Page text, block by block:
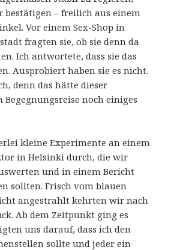
bestätigen – freilich aus einem
Vor einem Sex-Shop in
fragten sie, ob sie denn da
Ich antwortete, dass sie das
Ausprobiert haben sie es nicht.
denn das hätte dieser
noch einiges
kleine Experimente an einem
in Helsinki durch, die wir
und in einem Bericht
sollten. Frisch vom blauen
angestrahlt kehrten wir nach
Ab dem Zeitpunkt ging es
uns darauf, dass ich den
sollte und jeder ein